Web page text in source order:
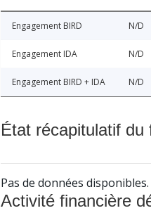
Engagement BIRD N/D
Engagement IDA N/D
Engagement BIRD + IDA N/D
État récapitulatif du
Pas de données disponibles.
Activité financière